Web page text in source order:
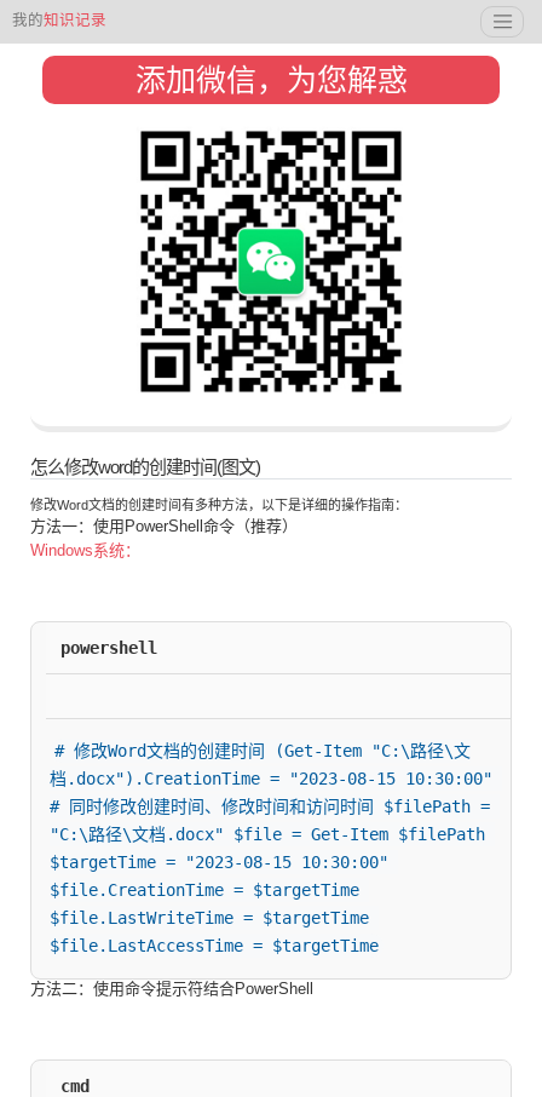
我的知识记录
添加微信，为您解惑
怎么修改word的创建时间(图文)
修改Word文档的创建时间有多种方法，以下是详细的操作指南：
方法一：使用PowerShell命令（推荐）
Windows系统：
powershell
# 修改Word文档的创建时间 (Get-Item "C:\路径\文
档.docx").CreationTime = "2023-08-15 10:30:00"
# 同时修改创建时间、修改时间和访问时间 $filePath =
"C:\路径\文档.docx" $file = Get-Item $filePath
$targetTime = "2023-08-15 10:30:00"
$file.CreationTime = $targetTime
$file.LastWriteTime = $targetTime
$file.LastAccessTime = $targetTime
方法二：使用命令提示符结合PowerShell
cmd